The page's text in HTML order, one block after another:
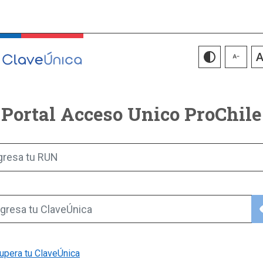
Portal Acceso Unico ProChile
tu RUN
tu ClaveÚnica
tu ClaveÚnica